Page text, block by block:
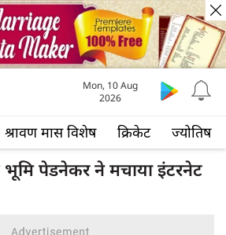
श्रावण मास विशेष क्रिकेट ज्योतिष
Mon, 10 Aug
2026
भूमि पेडनेकर ने मचाया इंटरनेट